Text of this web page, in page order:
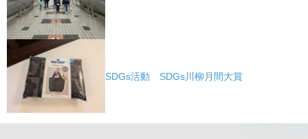
SDGs活動 SDGs川柳月間大賞